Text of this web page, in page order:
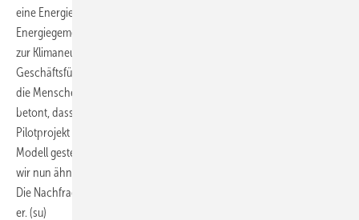
eine Energiegemeinschaft ins Leben rufen. „Wir sind davon überzeugt:
Energiegemeinschaften sind ein wesentlicher Baustein auf dem Weg
zur Klimaneutralität“, erklärt Michel Strebl, Vositzender der
Geschäftsführung von Wien Energie. „Mit solchen Projekten erfahren
die Menschen, dass sie selbst Teil der Lösung sein können.“ Strebl
betont, dass Wien Energie bereits vor fünf Jahren mit einem
Pilotprojekt in Wien die Weichen für dieses neue gemeinschaftliche
Modell gestellt habe. „Mit dem daraus gewonnenen Wissen können
wir nun ähnliche Energiegemeinschaften am Markt rasch umsetzen.
Die Nachfrage ist groß – das belegt nicht nur die aktuelle Studie“, sagt
er. (su)